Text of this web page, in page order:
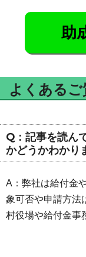
助
よくあるご
Q：記事を読ん
かどうかわかり
A：弊社は給付金
象可否や申請方法
村役場や給付金事